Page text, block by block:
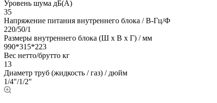
Уровень шума дБ(А)
35
Напряжение питания внутреннего блока / В-Гц/Ф
220/50/1
Размеры внутреннего блока (Ш х В х Г) / мм
990*315*223
Вес нетто/брутто кг
13
Диаметр труб (жидкость / газ) / дюйм
1/4"/1/2"